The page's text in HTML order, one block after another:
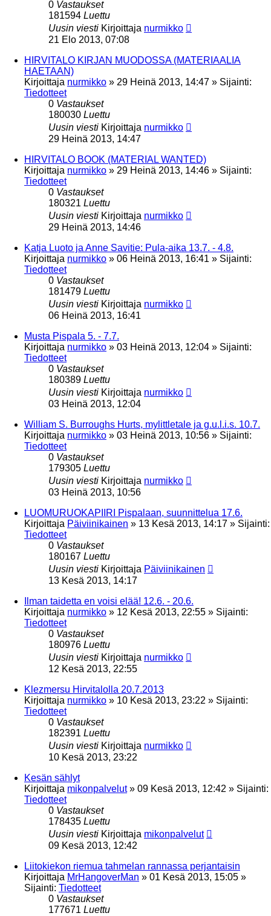
0 Vastaukset
181594 Luettu
Uusin viesti Kirjoittaja nurmikko
21 Elo 2013, 07:08
HIRVITALO KIRJAN MUODOSSA (MATERIAALIA
HAETAAN)
Kirjoittaja nurmikko » 29 Heinä 2013, 14:47 » Sijainti:
Tiedotteet
0 Vastaukset
180030 Luettu
Uusin viesti Kirjoittaja nurmikko
29 Heinä 2013, 14:47
HIRVITALO BOOK (MATERIAL WANTED)
Kirjoittaja nurmikko » 29 Heinä 2013, 14:46 » Sijainti:
Tiedotteet
0 Vastaukset
180321 Luettu
Uusin viesti Kirjoittaja nurmikko
29 Heinä 2013, 14:46
Katja Luoto ja Anne Savitie: Pula-aika 13.7. - 4.8.
Kirjoittaja nurmikko » 06 Heinä 2013, 16:41 » Sijainti:
Tiedotteet
0 Vastaukset
181479 Luettu
Uusin viesti Kirjoittaja nurmikko
06 Heinä 2013, 16:41
Musta Pispala 5. - 7.7.
Kirjoittaja nurmikko » 03 Heinä 2013, 12:04 » Sijainti:
Tiedotteet
0 Vastaukset
180389 Luettu
Uusin viesti Kirjoittaja nurmikko
03 Heinä 2013, 12:04
William S. Burroughs Hurts, mylittletale ja g.u.l.i.s. 10.7.
Kirjoittaja nurmikko » 03 Heinä 2013, 10:56 » Sijainti:
Tiedotteet
0 Vastaukset
179305 Luettu
Uusin viesti Kirjoittaja nurmikko
03 Heinä 2013, 10:56
LUOMURUOKAPIIRI Pispalaan, suunnittelua 17.6.
Kirjoittaja Päiviinikainen » 13 Kesä 2013, 14:17 » Sijainti:
Tiedotteet
0 Vastaukset
180167 Luettu
Uusin viesti Kirjoittaja Päiviinikainen
13 Kesä 2013, 14:17
Ilman taidetta en voisi elää! 12.6. - 20.6.
Kirjoittaja nurmikko » 12 Kesä 2013, 22:55 » Sijainti:
Tiedotteet
0 Vastaukset
180976 Luettu
Uusin viesti Kirjoittaja nurmikko
12 Kesä 2013, 22:55
Klezmersu Hirvitalolla 20.7.2013
Kirjoittaja nurmikko » 10 Kesä 2013, 23:22 » Sijainti:
Tiedotteet
0 Vastaukset
182391 Luettu
Uusin viesti Kirjoittaja nurmikko
10 Kesä 2013, 23:22
Kesän sählyt
Kirjoittaja mikonpalvelut» 09 Kesä 2013, 12:42 » Sijainti:
Tiedotteet
0 Vastaukset
178435 Luettu
Uusin viesti Kirjoittaja mikonpalvelut
09 Kesä 2013, 12:42
Liitokiekon riemua tahmelan rannassa perjantaisin
Kirjoittaja MrHangoverMan » 01 Kesä 2013, 15:05 »
Sijainti: Tiedotteet
0 Vastaukset
177671 Luettu